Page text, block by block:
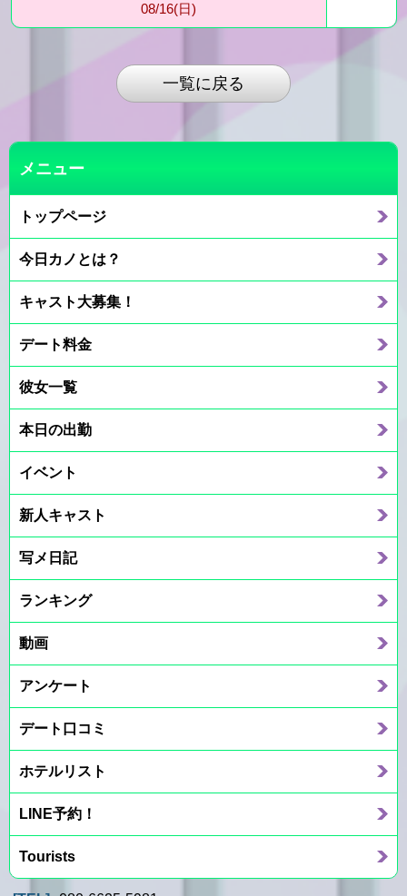
08/16(日)
一覧に戻る
メニュー
トップページ
今日カノとは？
キャスト大募集！
デート料金
彼女一覧
本日の出勤
イベント
新人キャスト
写メ日記
ランキング
動画
アンケート
デート口コミ
ホテルリスト
LINE予約！
Tourists